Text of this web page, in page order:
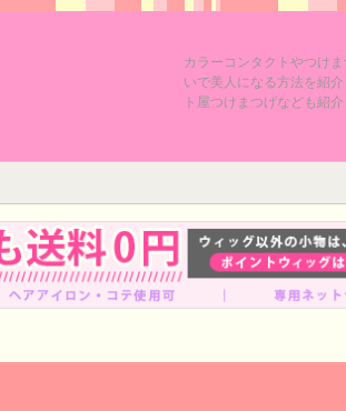
カラーコンタクトやつけ
いで美人になる方法を紹
ト屋つけまつげなども紹